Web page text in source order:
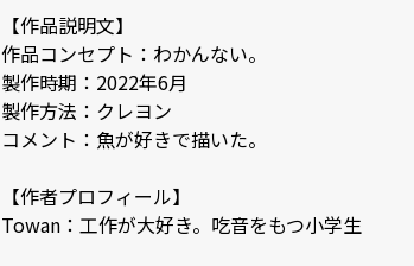
【作品説明文】
作品コンセプト：わかんない。
製作時期：2022年6月
製作方法：クレヨン
コメント：魚が好きで描いた。
【作者プロフィール】
Towan：工作が大好き。吃音をもつ小学生